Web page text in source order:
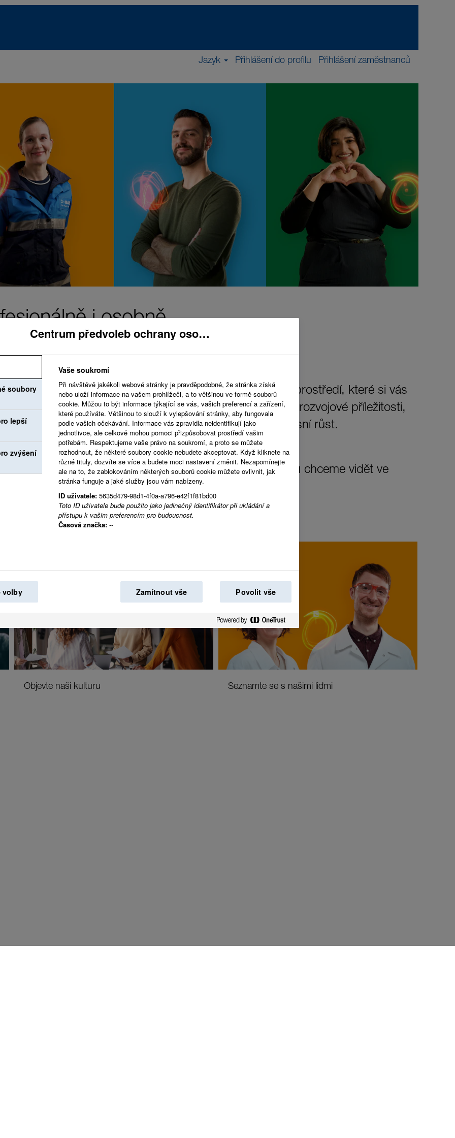
Jazyk Přihlášení do profilu Přihlášení zaměstnanců
i osobně.
Usilujeme o vytvoření pracovního prostředí, které si vás
váží a vítá vaše nápady. Nabízíme rozvojové příležitosti,
které podporují váš osobní i profesní růst.
Společně vytváříme změnu, kterou chceme vidět ve
světě.
Objevte naši kulturu Seznamte se s našimi lidmi
Centrum předvoleb ochrany osobních údajů
soubory
lepší
zvýšení
Vaše soukromí
Při návštěvě jakékoli webové stránky je pravděpodobné, že stránka získá
nebo uloží informace na vašem prohlížeči, a to většinou ve formě souborů
cookie. Můžou to být informace týkající se vás, vašich preferencí a zařízení,
které používáte. Většinou to slouží k vylepšování stránky, aby fungovala
podle vašich očekávání. Informace vás zpravidla neidentifikují jako
jednotlivce, ale celkově mohou pomoci přizpůsobovat prostředí vašim
potřebám. Respektujeme vaše právo na soukromí, a proto se můžete
rozhodnout, že některé soubory cookie nebudete akceptovat. Když kliknete na
různé tituly, dozvíte se více a budete moci nastavení změnit. Nezapomínejte
ale na to, že zablokováním některých souborů cookie můžete ovlivnit, jak
stránka funguje a jaké služby jsou vám nabízeny.
ID uživatele: 5635d479-98d1-4f0a-a796-e42f1f81bd00
Toto ID uživatele bude použito jako jedinečný identifikátor při ukládání a
přístupu k vašim preferencím pro budoucnost.
Časová značka: --
volby Zamítnout vše Povolit vše